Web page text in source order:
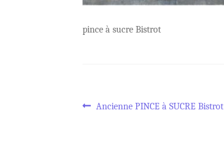
pince à sucre Bistrot
Navigation
Article
Ancienne PINCE à SUCRE Bistrot